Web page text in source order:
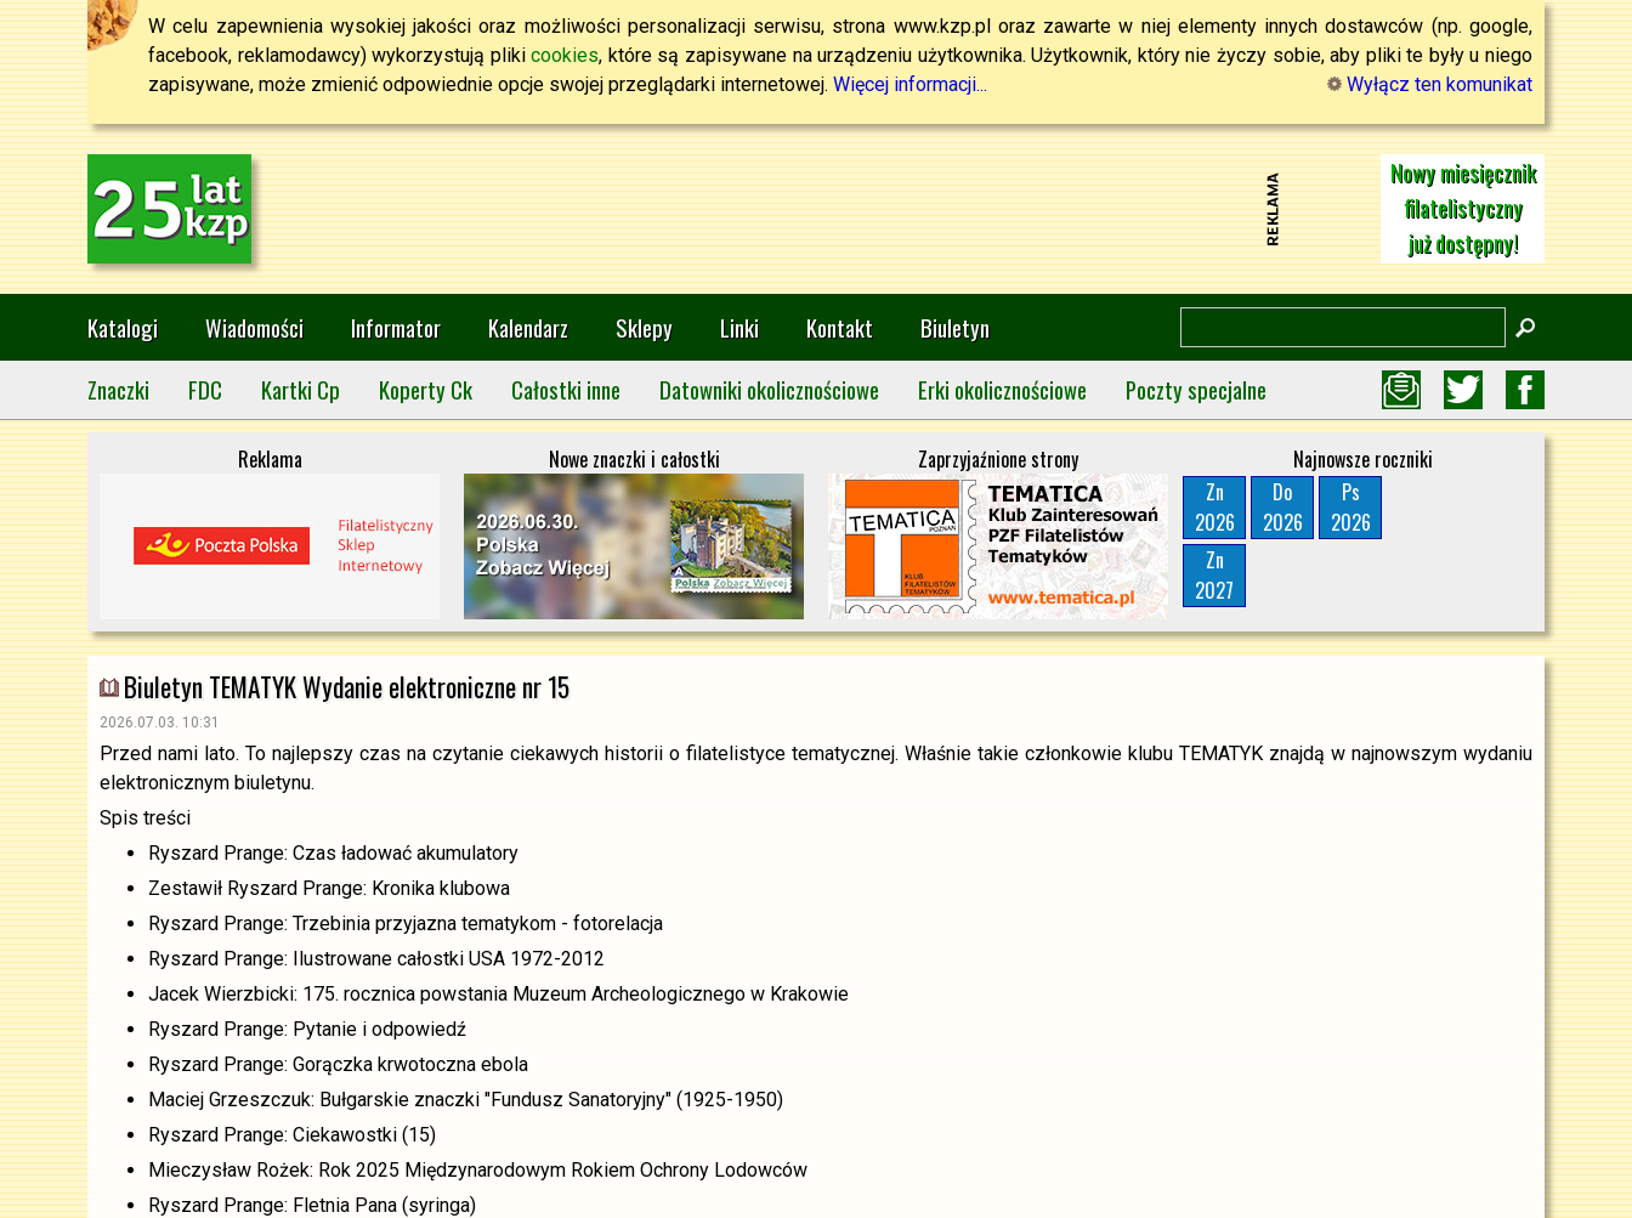
W celu zapewnienia wysokiej jakości oraz możliwości personalizacji serwisu, strona www.kzp.pl oraz zawarte w niej elementy innych dostawców (np. google,
facebook, reklamodawcy) wykorzystują plikicookies, które są zapisywane na urządzeniu użytkownika. Użytkownik, który nie życzy sobie, aby pliki te były u niego
zapisywane, może zmienić odpowiednie opcje swojej przeglądarki internetowej. Więcej informacji... Wyłącz ten komunikat
Nowy miesięcznik
filatelistyczny
już dostępny!
Katalogi Wiadomości Informator Kalendarz Sklepy Linki Kontakt
Biuletyn
Znaczki
FDC Kartki Cp Koperty Ck Całostki inne Datowniki okolicznościowe Erki okolicznościowe Poczty specjalne
Reklama Nowe znaczki i całostki Zaprzyjaźnione strony
Najnowsze roczniki
Zn
2026
Do
2026
Ps
2026
Zn
2027
Biuletyn TEMATYK Wydanie elektroniczne nr 15
2026.07.03. 10:31
Przed nami lato. To najlepszy czas na czytanie ciekawych historii o filatelistyce tematycznej. Właśnie takie członkowie klubu TEMATYK znajdą w najnowszym wydaniu
elektronicznym biuletynu.
Spis treści
Ryszard Prange: Czas ładować akumulatory
Zestawił Ryszard Prange: Kronika klubowa
Ryszard Prange: Trzebinia przyjazna tematykom - fotorelacja
Ryszard Prange: Ilustrowane całostki USA 1972-2012
Jacek Wierzbicki: 175. rocznica powstania Muzeum Archeologicznego w Krakowie
Ryszard Prange: Pytanie i odpowiedź
Ryszard Prange: Gorączka krwotoczna ebola
Maciej Grzeszczuk: Bułgarskie znaczki "Fundusz Sanatoryjny" (1925-1950)
Ryszard Prange: Ciekawostki (15)
Mieczysław Rożek: Rok 2025 Międzynarodowym Rokiem Ochrony Lodowców
Ryszard Prange: Fletnia Pana (syringa)